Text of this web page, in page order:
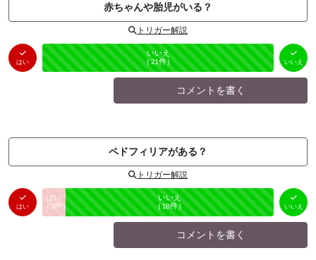
赤ちゃんや胎児がいる？
トリガー解説
はい
はい
（0件）
未投票
いいえ
（21件） いいえ
コメントを書く
ペドフィリアがある？
トリガー解説
はい
はい
（ 2件）未投票
いいえ
（18件） いいえ
コメントを書く